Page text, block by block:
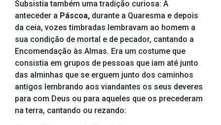
Subsistia também uma tradição curiosa: A
anteceder a Páscoa, durante a Quaresma e depois
da ceia, vozes timbradas lembravam ao homem a
sua condição de mortal e de pecador, cantando a
Encomendação às Almas. Era um costume que
consistia em grupos de pessoas que iam até junto
das alminhas que se erguem junto dos caminhos
antigos lembrando aos viandantes os seus deveres
para com Deus ou para aqueles que os precederam
na terra, cantando ou rezando: